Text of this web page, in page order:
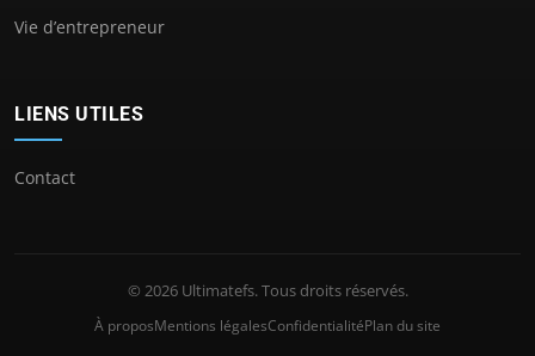
Vie d’entrepreneur
LIENS UTILES
Contact
© 2026 Ultimatefs. Tous droits réservés.
À proposMentions légalesConfidentialitéPlan du site